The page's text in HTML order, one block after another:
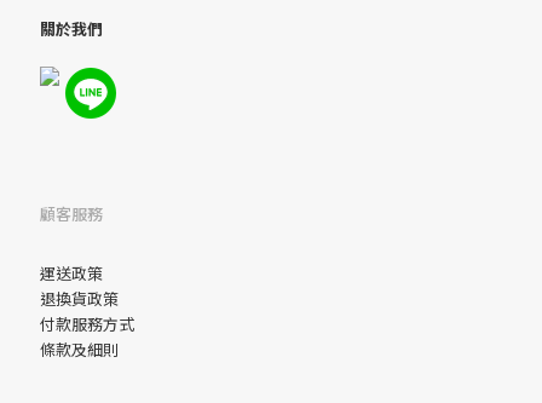
關於我們
顧客服務
運送政策
退換貨政策
付款服務方式
條款及細則